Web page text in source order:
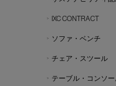
IXC CONTRACT
ソファ・ベンチ
チェア・スツール
テーブル・コンソ